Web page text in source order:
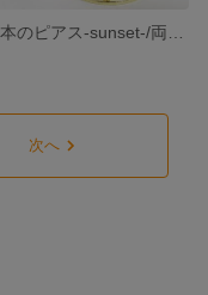
次へ